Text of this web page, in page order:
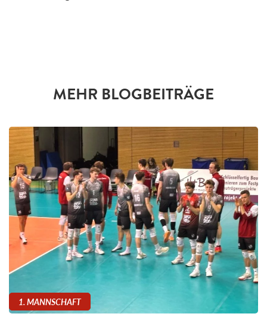
MEHR BLOGBEITRÄGE
1. MANNSCHAFT